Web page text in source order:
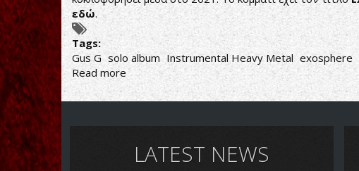
εδώ.
Tags:
Gus G solo album Instrumental Heavy Metal exosphere
Read more about
NEO
SOLO
ΤΟΝ
GUS
LATEST NEWS